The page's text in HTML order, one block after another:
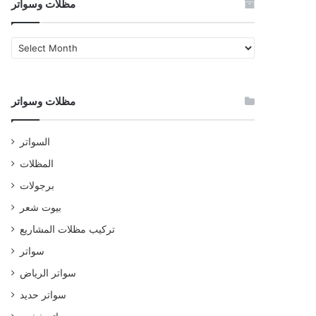
مظلات وسواتر
مظلات
وسواتر
مظلات وسواتر
السواتر
المظلات
برجولات
بيوت شعر
تركيب مظلات المشاريع
سواتر
سواتر الرياض
سواتر حديد